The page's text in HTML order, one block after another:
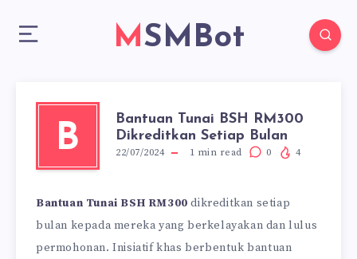
MSMBot
B
Bantuan Tunai BSH RM300
Dikreditkan Setiap Bulan
22/07/2024 1 min read 0 4
Bantuan Tunai BSH RM300 dikreditkan setiap
bulan kepada mereka yang berkelayakan dan lulus
permohonan. Inisiatif khas berbentuk bantuan